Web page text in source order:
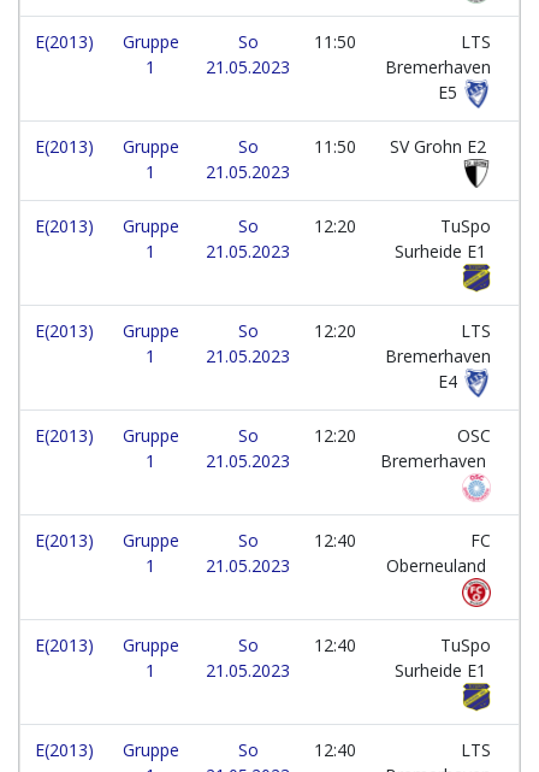
E(2013)
Gruppe
1
So
21.05.2023
11:50
LTS
Bremerhaven
E5
E(2013)
Gruppe
1
So
21.05.2023
11:50 SV Grohn E2
E(2013)
Gruppe
1
So
21.05.2023
12:20
TuSpo
Surheide E1
E(2013)
Gruppe
1
So
21.05.2023
12:20
LTS
Bremerhaven
E4
E(2013)
Gruppe
1
So
21.05.2023
12:20
OSC
Bremerhaven
E(2013)
Gruppe
1
So
21.05.2023
12:40
FC
Oberneuland
E(2013)
Gruppe
1
So
21.05.2023
12:40
TuSpo
Surheide E1
E(2013)
Gruppe
So
12:40
LTS